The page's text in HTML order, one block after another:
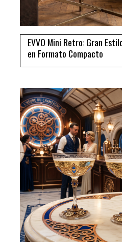
EVVO Mini Retro: Gran
en Formato Compacto